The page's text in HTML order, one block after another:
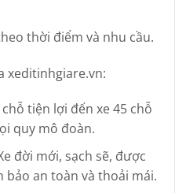
thời điểm và nhu cầu.
xeditinhgiare.vn:
chỗ tiện lợi đến xe 45 chỗ
quy mô đoàn.
đời mới, sạch sẽ, được
bảo an toàn và thoải mái.